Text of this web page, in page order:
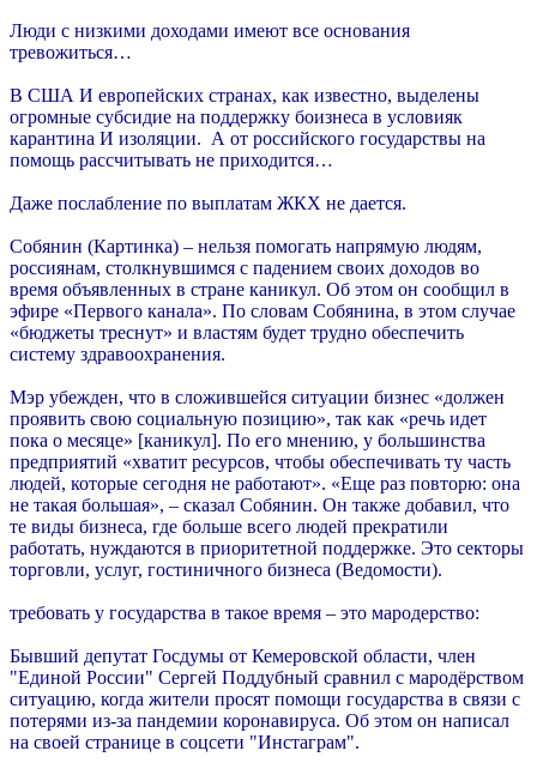
Люди с низкими доходами имеют все основания
тревожиться…
В США И европейских странах, как известно, выделены
огромные субсидие на поддержку боизнеса в условияк
карантина И изоляции. А от российского государствы на
помощь рассчитывать не приходится…
Даже послабление по выплатам ЖКХ не дается.
Собянин (Картинка) – нельзя помогать напрямую людям,
россиянам, столкнувшимся с падением своих доходов во
время объявленных в стране каникул. Об этом он сообщил в
эфире «Первого канала». По словам Собянина, в этом случае
«бюджеты треснут» и властям будет трудно обеспечить
систему здравоохранения.
Мэр убежден, что в сложившейся ситуации бизнес «должен
проявить свою социальную позицию», так как «речь идет
пока о месяце» [каникул]. По его мнению, у большинства
предприятий «хватит ресурсов, чтобы обеспечивать ту часть
людей, которые сегодня не работают». «Еще раз повторю: она
не такая большая», – сказал Собянин. Он также добавил, что
те виды бизнеса, где больше всего людей прекратили
работать, нуждаются в приоритетной поддержке. Это секторы
торговли, услуг, гостиничного бизнеса (Ведомости).
требовать у государства в такое время – это мародерство:
Бывший депутат Госдумы от Кемеровской области, член
"Единой России" Сергей Поддубный сравнил с мародёрством
ситуацию, когда жители просят помощи государства в связи с
потерями из-за пандемии коронавируса. Об этом он написал
на своей странице в соцсети "Инстаграм".